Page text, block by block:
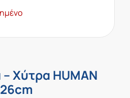
Χύτρα HUMAN
26cm